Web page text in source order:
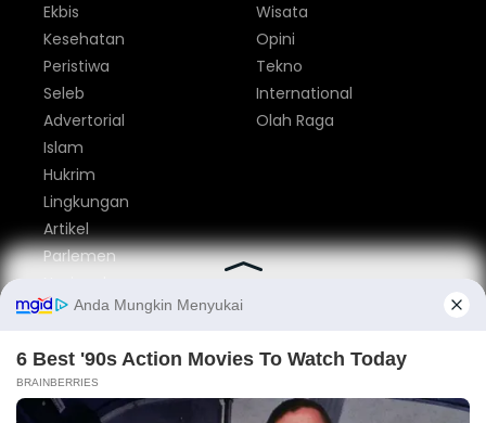
Ekbis
Kesehatan
Peristiwa
Seleb
Advertorial
Wisata
Opini
Tekno
International
Olah Raga
Islam
Hukrim
Lingkungan
Artikel
Parlemen
Tentang Kami Redaksi
Pedoman Media Siber
Privacy Policy